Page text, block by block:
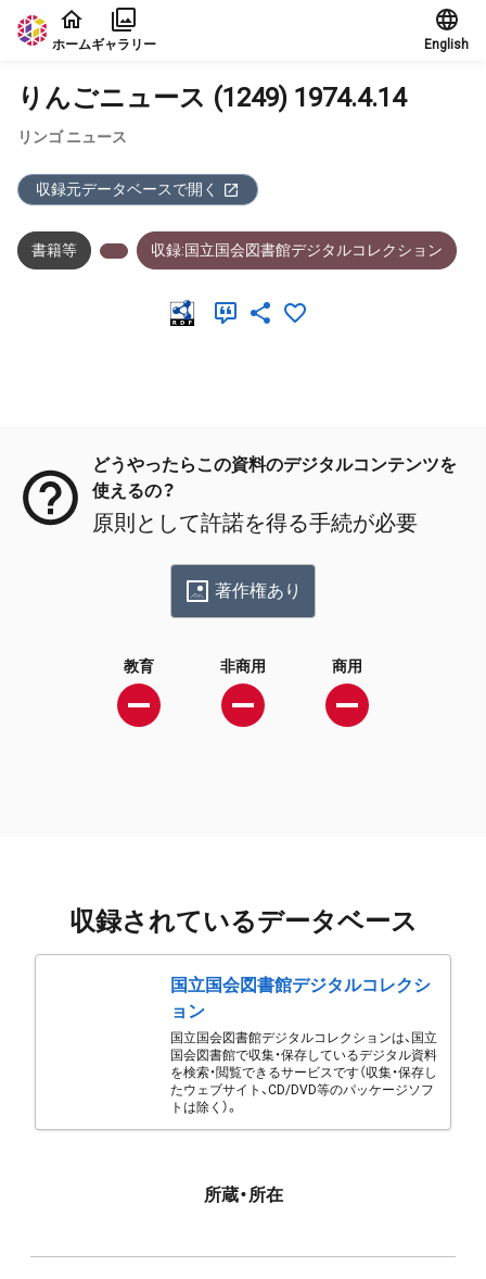
本文に飛ぶ
ホームギャラリー English
りんごニュース (1249) 1974.4.14
リンゴ ニュース
収録元データベースで開く
書籍等 収録:国立国会図書館デジタルコレクション
どうやったらこの資料のデジタルコンテンツを
使えるの？
原則として許諾を得る手続が必要
著作権あり
教育 非商用 商用
収録されているデータベース
国立国会図書館デジタルコレクシ
ョン
国立国会図書館デジタルコレクションは、国立
国会図書館で収集・保存しているデジタル資料
を検索・閲覧できるサービスです（収集・保存し
たウェブサイト、CD/DVD等のパッケージソフ
トは除く）。
所蔵・所在